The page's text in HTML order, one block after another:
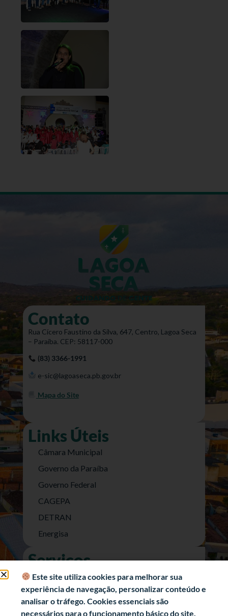
Contato
Rua Cícero Faustino da Silva, 647, Centro, Lagoa Seca
– Paraíba. CEP: 58117-000
(83) 3366-1991
e-sic@lagoaseca.pb.gov.br
Mapa do Site
Links Úteis
Câmara Municipal
Governo da Paraíba
Governo Federal
CAGEPA
DETRAN
Energisa
Serviços
Nota Fiscal Eletrônica
e-SIC (Acesso a Informação)
Transparência Fiscal
Este site utiliza cookies para melhorar sua
experiência de navegação, personalizar conteúdo e
analisar o tráfego. Cookies essenciais são
necessários para o funcionamento básico do site.